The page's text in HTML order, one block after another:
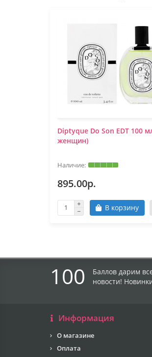
Diptyque Do Son EDT 100
женщин)
895.00р.
В корзину
100
Баллов дарим
новости!
Информация
О магазине
Оплата